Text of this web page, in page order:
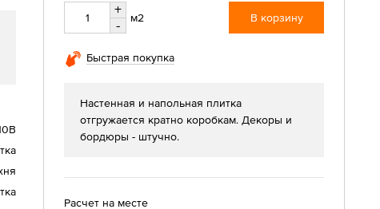
+
-
м2 В корзину
Быстрая покупка
Настенная и напольная плитка
отгружается кратно коробкам. Декоры и
бордюры - штучно.
Расчет на месте